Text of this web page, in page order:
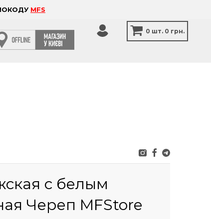
MFS
0 шт. 0 грн.
с белым
Череп MFStore